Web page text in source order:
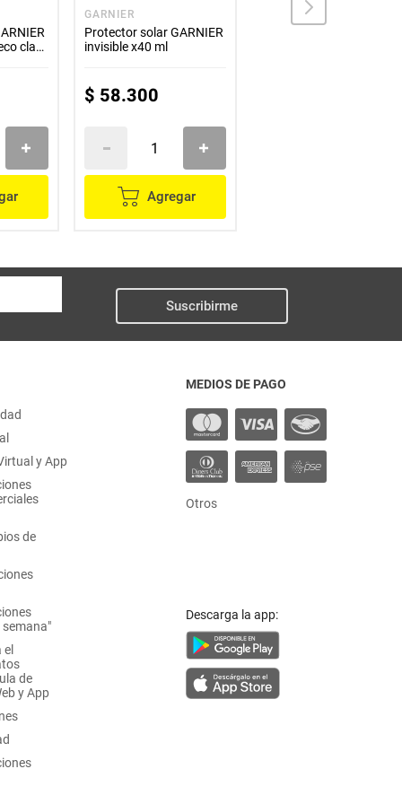
claro
GARNIER
Protector solar GARNIER
invisible x40 ml
$ 58.300
Agregar
Suscribirme
y App
de
semana"
de
y App
MEDIOS DE PAGO
Otros
Descarga la app: